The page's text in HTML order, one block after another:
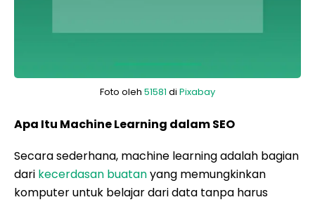
Foto oleh 51581 di Pixabay
Apa Itu Machine Learning dalam SEO
Secara sederhana, machine learning adalah bagian
dari kecerdasan buatanyang memungkinkan
komputer untuk belajar dari data tanpa harus